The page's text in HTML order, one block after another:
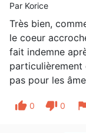
Par Korice
Très bien,
le coeur
fait indemne
pas pour les
thumb_up 0 thumb_down 0 flag